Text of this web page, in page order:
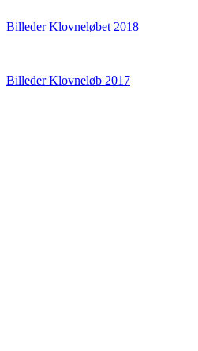
Billeder Klovneløbet 2018
Billeder Klovneløb 2017